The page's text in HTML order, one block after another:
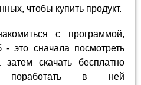
чтобы купить продукт.
с программой,
это сначала посмотреть
скачать бесплатно
в ней